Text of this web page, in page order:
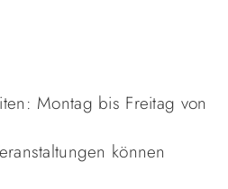
Montag bis Freitag von
können